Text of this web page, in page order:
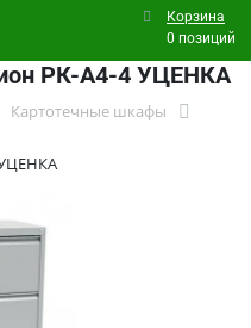
Корзина
0 позиций
РК-А4-4 УЦЕНКА
Картотечные шкафы